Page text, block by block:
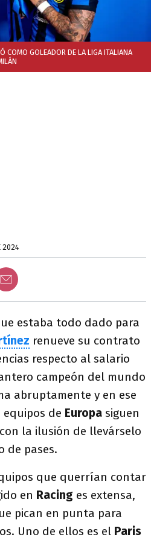
COMO GOLEADOR DE LA LIGA ITALIANA
2024
estaba todo dado para
renueve su contrato
respecto al salario
campeón del mundo
abruptamente y en ese
de Europa siguen
la ilusión de llevárselo
de pases.
que querrían contar
en Racing es extensa,
pican en punta para
Uno de ellos es el Paris